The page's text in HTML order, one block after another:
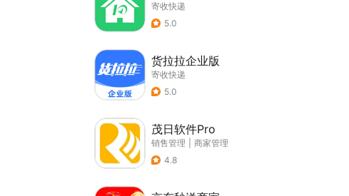
寄收快递
5.0
货拉拉企业版
寄收快递
5.0
茂日软件Pro
销售管理
商家管理
4.8